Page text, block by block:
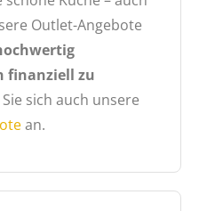
Outlet-Angebote
finanziell zu
sich auch unsere
an.